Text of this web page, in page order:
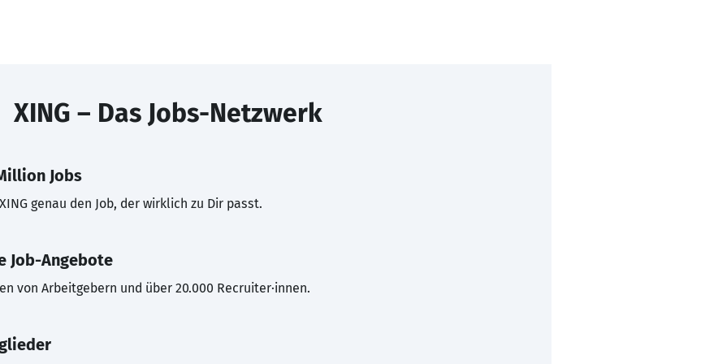
XING – Das Jobs-Netzwerk
Jobs
genau den Job, der wirklich zu Dir passt.
Job-Angebote
von Arbeitgebern und über 20.000 Recruiter·innen.